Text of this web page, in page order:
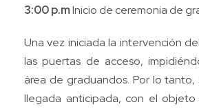
3:00 p.mInicio de ceremonia de
Una vez iniciada la intervención
las puertas de acceso,
área de graduandos. Por lo tanto,
llegada anticipada, con el